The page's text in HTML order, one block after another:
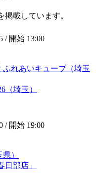
載しています。
/ 開始 13:00
れあいキューブ（埼玉
（埼玉）
/ 開始 19:00
）
部店」